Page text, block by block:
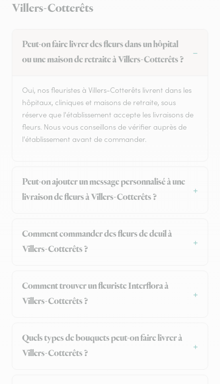
Villers-Cotterêts
Peut-on faire livrer des fleurs dans un hôpital
ou une maison de retraite à Villers-Cotterêts ?
Oui, nos fleuristes à Villers-Cotterêts livrent dans les
hôpitaux, cliniques et maisons de retraite, sous
réserve que l'établissement accepte les livraisons de
fleurs. Nous vous conseillons de vérifier auprès de
l'établissement avant de commander.
Peut-on ajouter un message personnalisé à une
livraison de fleurs à Villers-Cotterêts ?
Comment commander des fleurs de deuil à
Villers-Cotterêts ?
Comment trouver un fleuriste Interflora à
Villers-Cotterêts ?
Quels types de bouquets peut-on faire livrer à
Villers-Cotterêts ?